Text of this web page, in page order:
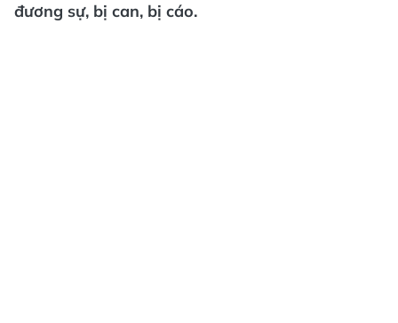
đương sự, bị can, bị cáo.